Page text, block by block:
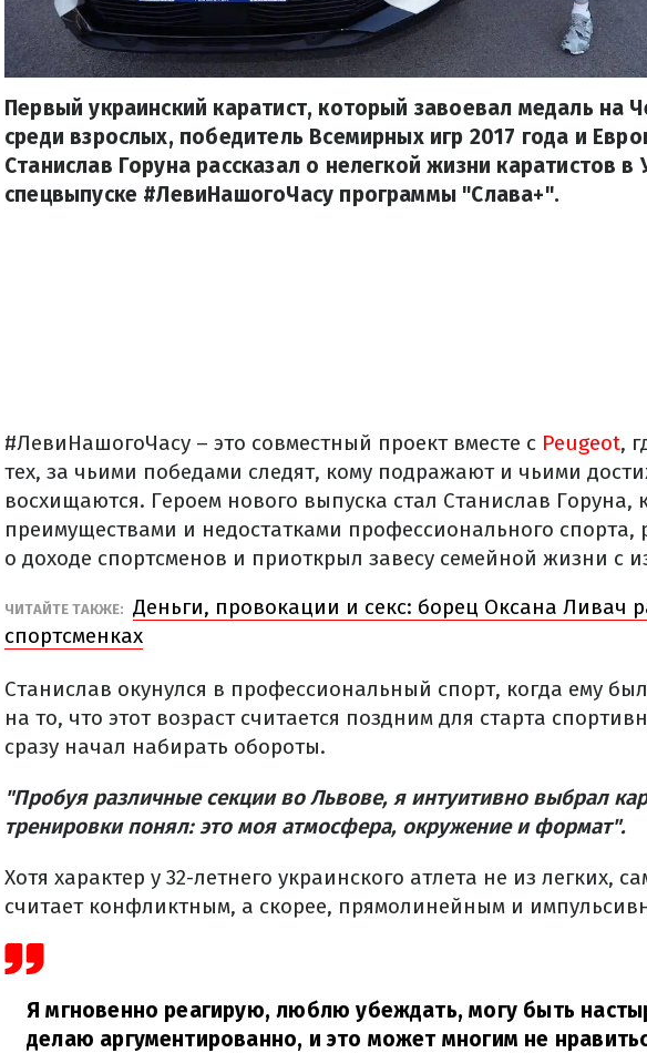
Первый украинский каратист, который завоевал медаль на
среди взрослых, победитель Всемирных игр 2017 года и
Станислав Горуна рассказал о нелегкой жизни каратистов в
спецвыпуске #ЛевиНашогоЧасу программы "Слава+".
#ЛевиНашогоЧасу – это совместный проект вместе с Peugeot,
тех, за чьими победами следят, кому подражают и чьими
восхищаются. Героем нового выпуска стал Станислав Горуна,
преимуществами и недостатками профессионального спорта,
о доходе спортсменов и приоткрыл завесу семейной жизни с
ЧИТАЙТЕ ТАКЖЕ: Деньги, провокации и секс: борец Оксана Ливач
спортсменках
Станислав окунулся в профессиональный спорт, когда ему
на то, что этот возраст считается поздним для старта
сразу начал набирать обороты.
"Пробуя различные секции во Львове, я интуитивно выбрал
тренировки понял: это моя атмосфера, окружение и формат".
Хотя характер у 32-летнего украинского атлета не из легких,
считает конфликтным, а скорее, прямолинейным и
Я мгновенно реагирую, люблю убеждать, могу быть
делаю аргументированно, и это может многим не